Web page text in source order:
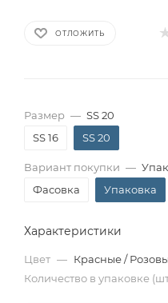
ОТЛОЖИТЬ
Размер — SS 20
SS 16
SS 20
Вариант покупки —
Фасовка
Упаковка
Характеристики
Цвет — Красные /
Количество в упаковке